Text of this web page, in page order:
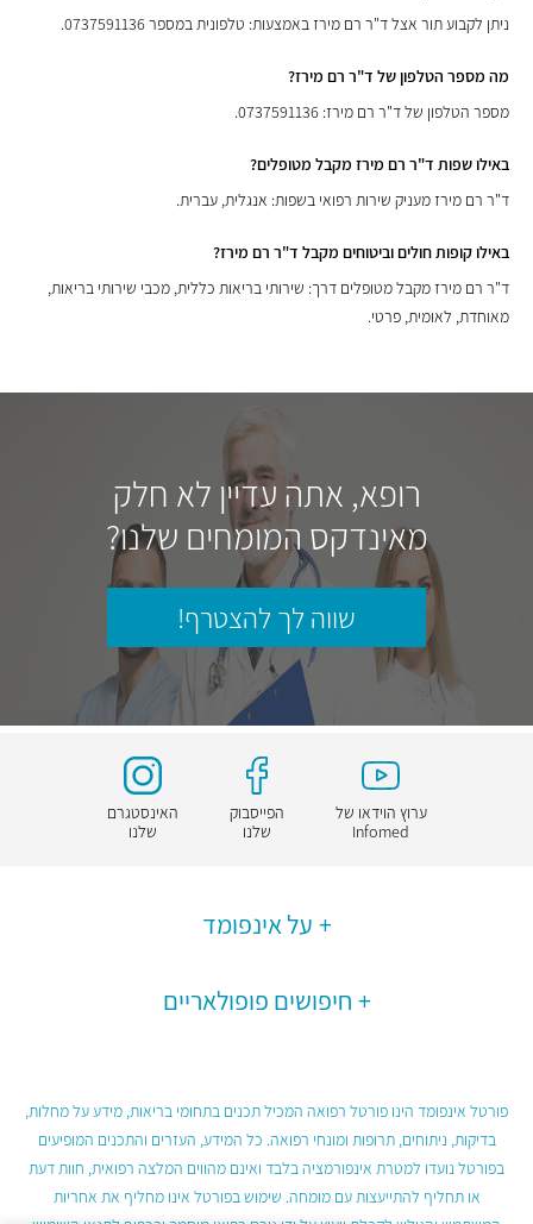
ניתן לקבוע תור אצל ד"ר רם מירז באמצעות: טלפונית במספר 0737591136.
מה מספר הטלפון של ד"ר רם מירז?
מספר הטלפון של ד"ר רם מירז: 0737591136.
באילו שפות ד"ר רם מירז מקבל מטופלים?
ד"ר רם מירז מעניק שירות רפואי בשפות: אנגלית, עברית.
באילו קופות חולים וביטוחים מקבל ד"ר רם מירז?
ד"ר רם מירז מקבל מטופלים דרך: שירותי בריאות כללית, מכבי שירותי בריאות,
מאוחדת, לאומית, פרטי.
רופא, אתה עדיין לא חלק
מאינדקס המומחים שלנו?
שווה לך להצטרף!
ערוץ הוידאו של
Infomed
הפייסבוק
שלנו
האינסטגרם
שלנו
על אינפומד
חיפושים פופולאריים
פורטל אינפומד הינו פורטל רפואה המכיל תכנים בתחומי בריאות, מידע על מחלות,
בדיקות, ניתוחים, תרופות ומונחי רפואה. כל המידע, העזרים והתכנים המופיעים
בפורטל נועדו למטרת אינפורמציה בלבד ואינם מהווים המלצה רפואית, חוות דעת
או תחליף להתייעצות עם מומחה. שימוש בפורטל אינו מחליף את אחריות